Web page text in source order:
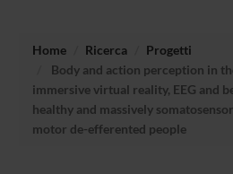
Home Ricerca
Progetti
Body and action perception in
immersive virtual reality, EEG and
healthy and massively
motor de-efferented people